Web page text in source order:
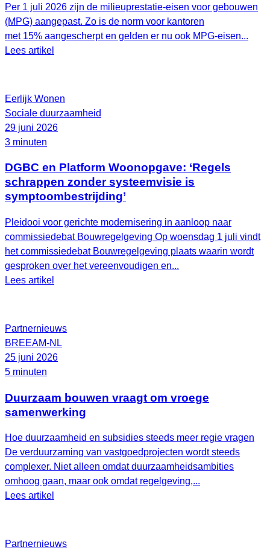
Per 1 juli 2026 zijn de milieuprestatie-eisen voor gebouwen
(MPG) aangepast. Zo is de norm voor kantoren
met 15% aangescherpt en gelden er nu ook MPG-eisen...
Lees artikel
Eerlijk Wonen
Sociale duurzaamheid
29 juni 2026
3 minuten
DGBC en Platform Woonopgave: ‘Regels
schrappen zonder systeemvisie is
symptoombestrijding’
Pleidooi voor gerichte modernisering in aanloop naar
commissiedebat Bouwregelgeving Op woensdag 1 juli vindt
het commissiedebat Bouwregelgeving plaats waarin wordt
gesproken over het vereenvoudigen en...
Lees artikel
Partnernieuws
BREEAM-NL
25 juni 2026
5 minuten
Duurzaam bouwen vraagt om vroege
samenwerking
Hoe duurzaamheid en subsidies steeds meer regie vragen
De verduurzaming van vastgoedprojecten wordt steeds
complexer. Niet alleen omdat duurzaamheidsambities
omhoog gaan, maar ook omdat regelgeving,...
Lees artikel
Partnernieuws